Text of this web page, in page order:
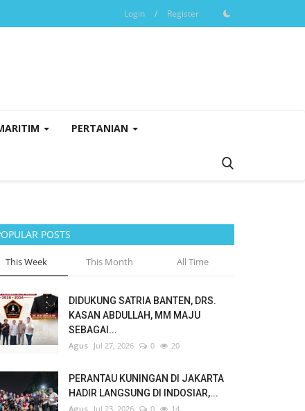
Login / Register
PERTANIAN
POSTS
This Week This Month All Time
DIDUKUNG SATRIA BANTEN, DRS.
KASAN ABDULLAH, MM MAJU
SEBAGAI...
Agus Jul 27, 2026 0 20
PERANTAU KUNINGAN DI JAKARTA
HADIR LANGSUNG DI INDOSIAR,...
Agus Jul 23, 2026 0 14